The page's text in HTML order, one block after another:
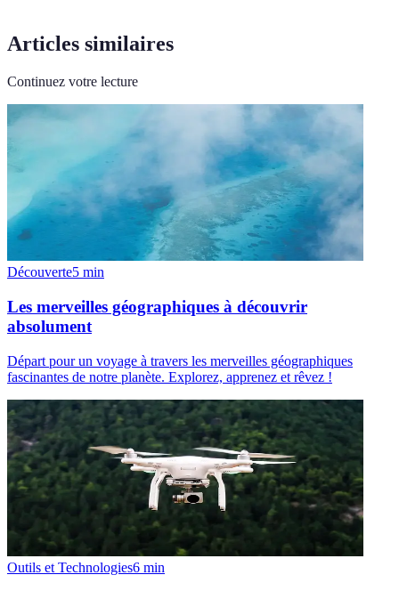
Articles similaires
Continuez votre lecture
Découverte5 min
Les merveilles géographiques à découvrir
absolument
Départ pour un voyage à travers les merveilles géographiques
fascinantes de notre planète. Explorez, apprenez et rêvez !
Outils et Technologies6 min